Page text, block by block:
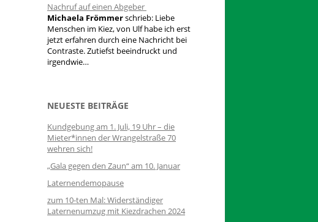
Nachruf auf einen Abgeber
Michaela Frömmerschrieb: Liebe
Menschen im Kiez, von Ulf habe ich erst
jetzt erfahren durch eine Nachricht bei
Contraste. Zutiefst beeindruckt und
irgendwie…
NEUESTE BEITRÄGE
Kundgebung am 1. Juli, 19 Uhr – die
Mieter*innen der Wrangelstraße 70
wehren sich!
„Gala gegen den Zaun“ am 10. Januar
Laternendemopause
zum 10-ten Mal: Widerständiger
Laternenumzug mit Kiezdrachen 2024